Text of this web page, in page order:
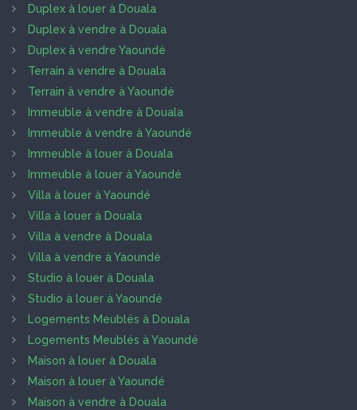
Duplex à louer à Douala
Duplex à vendre à Douala
Duplex à vendre Yaoundé
Terrain à vendre à Douala
Terrain à vendre à Yaoundé
Immeuble à vendre à Douala
Immeuble à vendre à Yaoundé
Immeuble à louer à Douala
Immeuble à louer à Yaoundé
Villa à louer à Yaoundé
Villa à louer à Douala
Villa à vendre à Douala
Villa à vendre à Yaoundé
Studio à louer à Douala
Studio à louer à Yaoundé
Logements Meublés à Douala
Logements Meublés à Yaoundé
Maison à louer à Douala
Maison à louer à Yaoundé
Maison à vendre à Douala